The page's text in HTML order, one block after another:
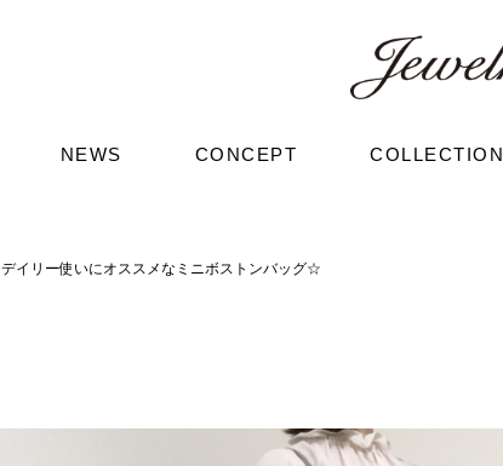
NEWS CONCEPT COLLECTION
デイリー使いにオススメなミニボストンバッグ☆